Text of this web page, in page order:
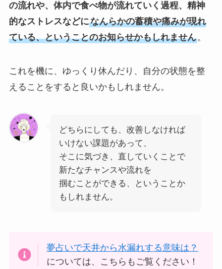
の流れや、体内で食べ物が流れていく過程、精神
的なストレスなどになんらかの蓄積や痛みが現れ
ている、ということのお知らせかもしれません。
これを機に、ゆっくり休んだり、自分の状態を整
えることをすると良いかもしれません。
どちらにしても、改善しなければ
いけない課題があって、
そこに気づき、直していくことで
新たなチャンスや流れを
掴むことができる、ということか
もしれません。
夢占いで天井から水漏れする意味は？
については、こちらもご覧ください！